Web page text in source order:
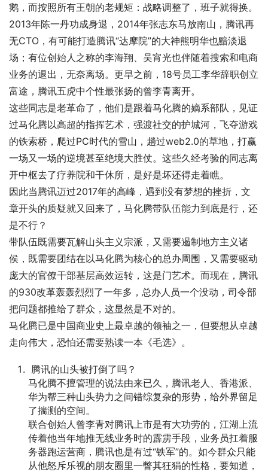
鹅，而按照所有王朝的老规矩：战略调整了，班子就得换。
2013年陈一丹功成身退，2014年张志东马放南山，腾讯再
无CTO，有可能打造腾讯“达摩院”的大神熊明华也黯淡退
场；有位创始人之称的李海翔、吴宵光也伴随着搜索和电商
业务的退出，无奈离场。更早之前，18号员工李华辞职创立
富途，腾讯五虎中个性最张扬的曾李青离开。
这些同志是老革命了，他们是跟着马化腾的嫡系部队，见证
过马化腾以高超的指挥艺术，强渡社交的护城河，飞夺游戏
的铁索桥，爬过PC时代的雪山，趟过web2.0的草地，打赢
一场又一场的逆境甚至绝境大胜仗。这些久经考验的同志离
开中枢去了疗养院和干休所，是好是坏还得走着瞧。
因此当腾讯迈过2017年的高峰，遇到没有梦想的挫折，文
章开头的质疑就又回来了，马化腾带队伍能力到底是行，还
是不行？
带队伍既需要瓦解山头主义宗派，又需要遏制地方主义诸
侯，既需要团结在以马化腾为核心的总办周围，又需要驱动
庞大的官僚干部基层高效运转，这是门艺术。而现在，腾讯
的930改革轰轰烈烈了一年多，总办人员一个没动，司令部
把问题都推给了群众，这显然是不对的。
马化腾已是中国商业史上最卓越的领袖之一，但要想从卓越
走向伟大，恐怕还需要熟读一本《毛选》。
腾讯的山头被打倒了吗？
马化腾不擅管理的说法由来已久，腾讯老人、香港派、
华为帮三种山头势力之间错综复杂的形势，给外界留足
了揣测的空间。
联合创始人曾李青对腾讯上市是有大功劳的，江湖上流
传着他当年地推无线业务时的霹雳手段，业务员扛着服
务器跑运营商，腾讯也是有过“铁军”的。如今群众只能
从他怒斥乐视的朋友圈里一瞥其狂狷的性格，要知道，